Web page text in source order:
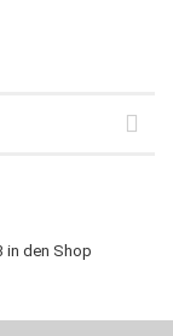
in den Shop